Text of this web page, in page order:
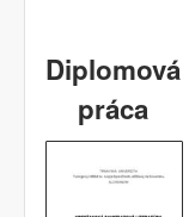
Diplomová
práca